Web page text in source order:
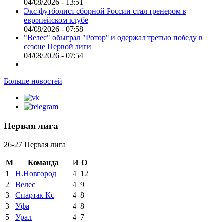
04/08/2026 - 13:51
Экс-футболист сборной России стал тренером в
европейском клубе
04/08/2026 - 07:58
"Велес" обыграл "Ротор" и одержал третью победу в
сезоне Первой лиги
04/08/2026 - 07:54
Больше новостей
Первая лига
26-27 Первая лига
М Команда И О
1
Н.Новгород 4 12
2
Велес 4 9
3
Спартак Кс 4 8
3
Уфа 4 8
5
Урал 4 7